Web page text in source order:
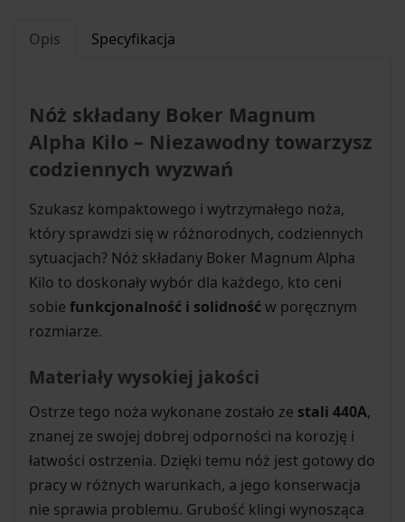
Opis Specyfikacja
Nóż składany Boker Magnum
Alpha Kilo – Niezawodny towarzysz
codziennych wyzwań
Szukasz kompaktowego i wytrzymałego noża,
który sprawdzi się w różnorodnych, codziennych
sytuacjach? Nóż składany Boker Magnum Alpha
Kilo to doskonały wybór dla każdego, kto ceni
sobie funkcjonalność i solidnośćw poręcznym
rozmiarze.
Materiały wysokiej jakości
Ostrze tego noża wykonane zostało ze stali 440A,
znanej ze swojej dobrej odporności na korozję i
łatwości ostrzenia. Dzięki temu nóż jest gotowy do
pracy w różnych warunkach, a jego konserwacja
nie sprawia problemu. Grubość klingi wynosząca